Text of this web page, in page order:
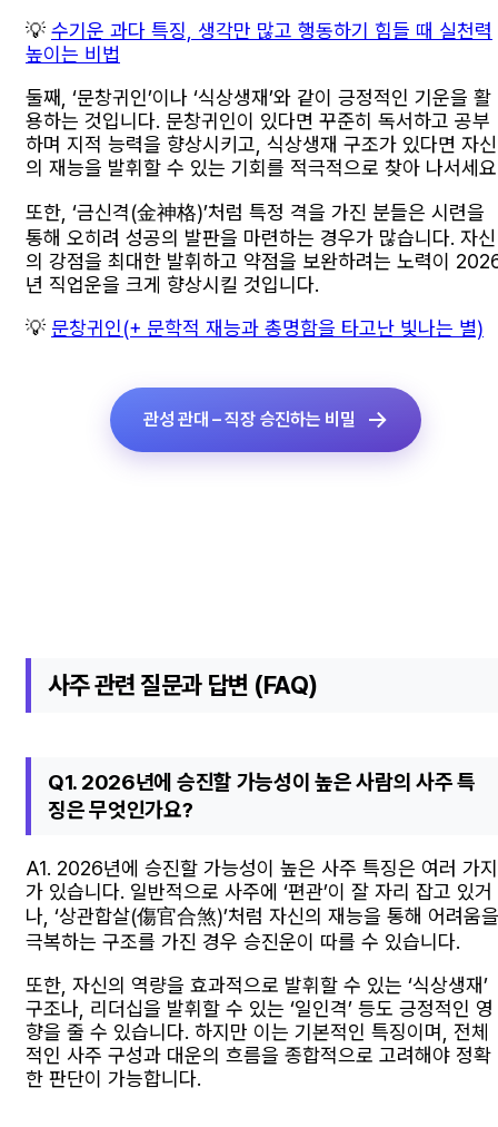
💡 수기운 과다 특징, 생각만 많고 행동하기 힘들 때 실천력
높이는 비법
둘째, ‘문창귀인’이나 ‘식상생재’와 같이 긍정적인 기운을 활
용하는 것입니다. 문창귀인이 있다면 꾸준히 독서하고 공부
하며 지적 능력을 향상시키고, 식상생재 구조가 있다면 자신
의 재능을 발휘할 수 있는 기회를 적극적으로 찾아 나서세
또한, ‘금신격(金神格)’처럼 특정 격을 가진 분들은 시련을
통해 오히려 성공의 발판을 마련하는 경우가 많습니다. 자신
의 강점을 최대한 발휘하고 약점을 보완하려는 노력이
년 직업운을 크게 향상시킬 것입니다.
💡 문창귀인(+ 문학적 재능과 총명함을 타고난 빛나는 별)
관성 관대 – 직장 승진하는 비밀
사주 관련 질문과 답변 (FAQ)
Q1. 2026년에 승진할 가능성이 높은 사람의 사주 특
징은 무엇인가요?
A1. 2026년에 승진할 가능성이 높은 사주 특징은 여러 가지
가 있습니다. 일반적으로 사주에 ‘편관’이 잘 자리 잡고 있거
나, ‘상관합살(傷官合煞)’처럼 자신의 재능을 통해 어려움을
극복하는 구조를 가진 경우 승진운이 따를 수 있습니다.
또한, 자신의 역량을 효과적으로 발휘할 수 있는 ‘식상생재’
구조나, 리더십을 발휘할 수 있는 ‘일인격’ 등도 긍정적인 영
향을 줄 수 있습니다. 하지만 이는 기본적인 특징이며, 전체
적인 사주 구성과 대운의 흐름을 종합적으로 고려해야 정확
한 판단이 가능합니다.